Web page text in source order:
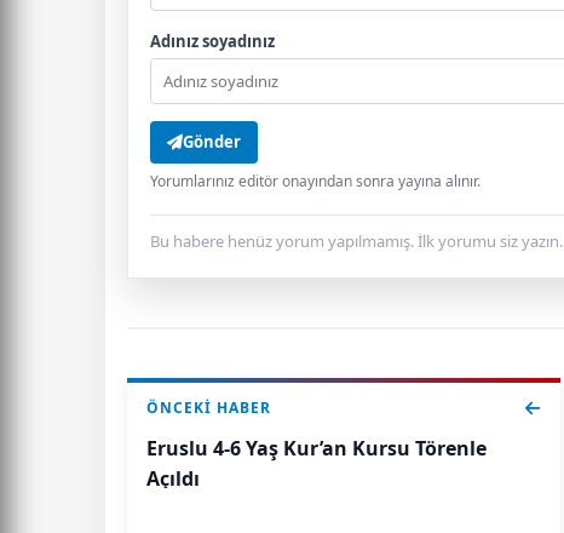
Adınız soyadınız
Gönder
Yorumlarınız editör onayından sonra yayına alınır.
Bu habere henüz yorum yapılmamış. İlk yorumu siz yazın.
ÖNCEKI HABER
Eruslu 4-6 Yaş Kur’an Kursu Törenle
Açıldı